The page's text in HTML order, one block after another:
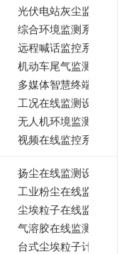
光伏电站灰尘监测
综合环境监测系统
远程喊话监控系统
机动车尾气监测
多媒体智慧终端系统
工况在线监测设备
无人机环境监测仪
视频在线监控系统
扬尘在线监测设备
工业粉尘在线监测
尘埃粒子在线监测系统
气溶胶在线监测
台式尘埃粒子计数器